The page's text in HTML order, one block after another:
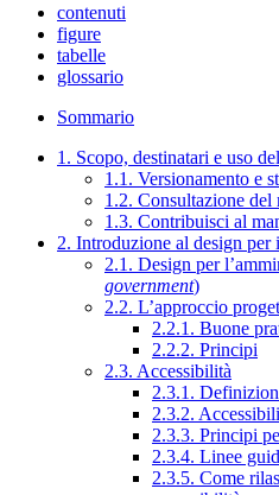
contenuti
figure
tabelle
glossario
Sommario
1. Scopo, destinatari e uso
1.1. Versionamento e
1.2. Consultazione del
1.3. Contribuisci al
2. Introduzione al design
2.1. Design per
government)
2.2. L’approccio
2.2.1. Buone
2.2.2. Principi
2.3. Accessibilità
2.3.1.
2.3.2.
2.3.3. Principi
2.3.4. Linee
2.3.5. Come